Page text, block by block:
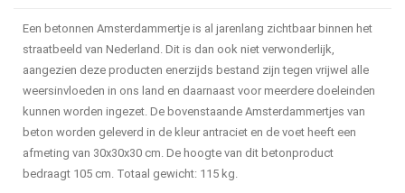
Een betonnen Amsterdammertje is al jarenlang zichtbaar binnen het
straatbeeld van Nederland. Dit is dan ook niet verwonderlijk,
aangezien deze producten enerzijds bestand zijn tegen vrijwel alle
weersinvloeden in ons land en daarnaast voor meerdere doeleinden
kunnen worden ingezet. De bovenstaande Amsterdammertjes van
beton worden geleverd in de kleur antraciet en de voet heeft een
afmeting van 30x30x30 cm. De hoogte van dit betonproduct
bedraagt 105 cm. Totaal gewicht: 115 kg.